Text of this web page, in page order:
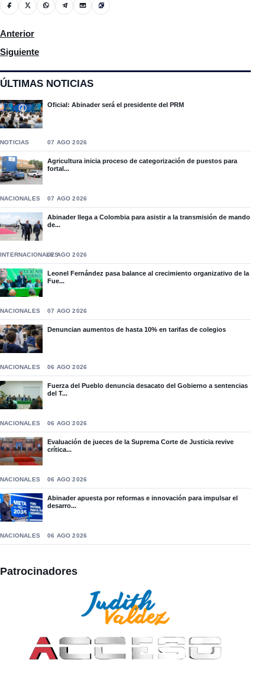
ÚLTIMAS NOTICIAS
Oficial: Abinader será el presidente del PRM
NOTICIAS 07 AGO 2026
Agricultura inicia proceso de categorización de puestos para
fortal...
NACIONALES 07 AGO 2026
Abinader llega a Colombia para asistir a la transmisión de mando
de...
INTERNACIONALES07 AGO 2026
Leonel Fernández pasa balance al crecimiento organizativo de la
Fue...
NACIONALES 07 AGO 2026
Denuncian aumentos de hasta 10% en tarifas de colegios
NACIONALES 06 AGO 2026
Fuerza del Pueblo denuncia desacato del Gobierno a sentencias
del T...
NACIONALES 06 AGO 2026
Evaluación de jueces de la Suprema Corte de Justicia revive
crítica...
NACIONALES 06 AGO 2026
Abinader apuesta por reformas e innovación para impulsar el
desarro...
NACIONALES 06 AGO 2026
Artículo anterior: Los US$10 a la tasa de salida se convertirían
Anterior
Artículo siguiente: R. Dominicana es segundo país AL con más
Siguiente
Patrocinadores